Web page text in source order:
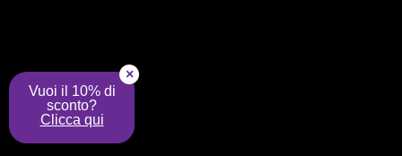
Vuoi il 10% di
sconto?
Clicca qui
×